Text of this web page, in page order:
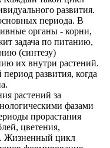
развития.
периода. В
органы - корни,
задача по питанию,
(синтезу)
их внутри растений.
развития, когда
растений за
фазами
прорастания
цветения,
Жизненный цикл